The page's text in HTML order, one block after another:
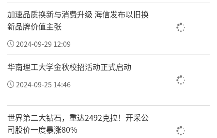
加速品质换新与消费升级 海信发布以旧换
新品牌价值主张
2024-09-29 12:09
华南理工大学金秋校招活动正式启动
2024-09-25 14:46
世界第二大钻石，重达2492克拉！开采公
司股价一度暴涨80%